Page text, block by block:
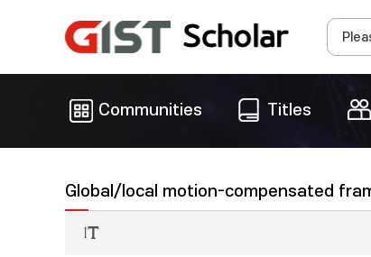
Communities Titles
Global/local motion-compensated